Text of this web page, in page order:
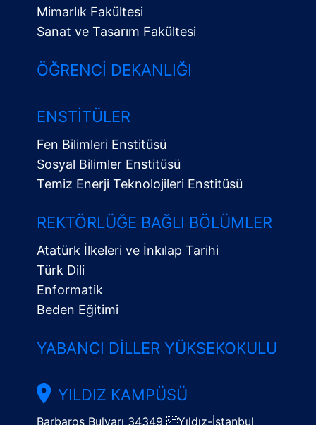
Menü
Mimarlık Fakültesi
Sanat ve Tasarım Fakültesi
ÖĞRENCI DEKANLIĞI
ENSTITÜLER
Fen Bilimleri Enstitüsü
Sosyal Bilimler Enstitüsü
Temiz Enerji Teknolojileri Enstitüsü
REKTÖRLÜĞE BAĞLI BÖLÜMLER
Atatürk İlkeleri ve İnkılap Tarihi
Türk Dili
Enformatik
Beden Eğitimi
YABANCI DILLER YÜKSEKOKULU
YILDIZ KAMPÜSÜ
Barbaros Bulvarı 34349 Yıldız-İstanbul